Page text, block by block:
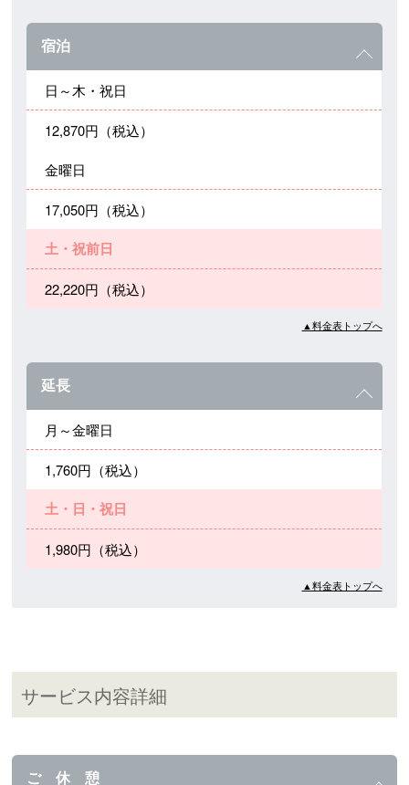
宿泊
日～木・祝日
12,870円（税込）
金曜日
17,050円（税込）
土・祝前日
22,220円（税込）
▲料金表トップへ
延長
月～金曜日
1,760円（税込）
土・日・祝日
1,980円（税込）
▲料金表トップへ
サービス内容詳細
ご 休 憩